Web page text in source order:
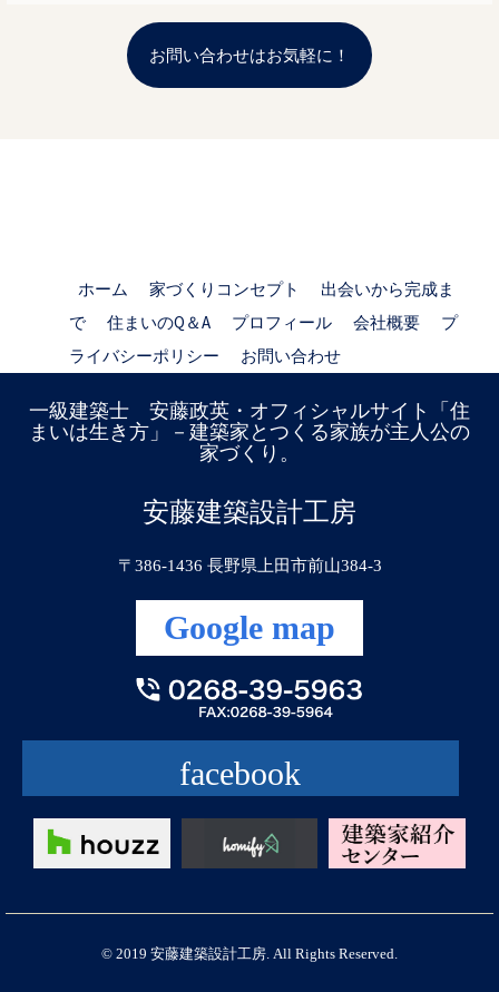
お問い合わせはお気軽に！
ホーム 家づくりコンセプト
出会いから完成ま
で
住まいのQ＆A プロフィール 会社概要
プ
ライバシーポリシー
お問い合わせ
一級建築士 安藤政英・オフィシャルサイト「住
まいは生き方」－建築家とつくる家族が主人公の
家づくり。
安藤建築設計工房
〒386-1436 長野県上田市前山384-3
Google map
facebook
© 2019 安藤建築設計工房. All Rights Reserved.